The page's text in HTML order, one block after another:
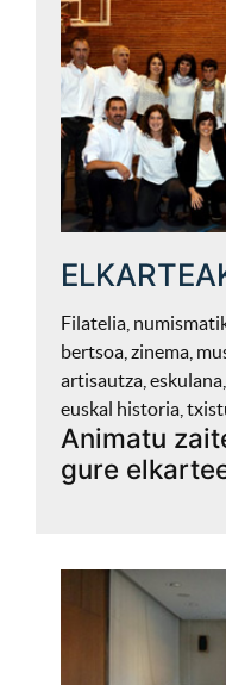
Filatelia,
bertsoa, zinema,
artisautza,
euskal historia,
Animatu
gure